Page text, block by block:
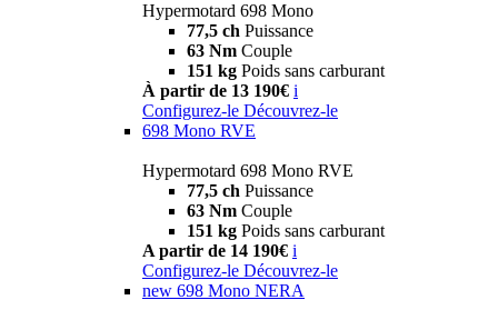
Hypermotard 698 Mono
77,5 ch Puissance
63 Nm Couple
151 kg Poids sans carburant
À partir de 13 190€ i
Configurez-le Découvrez-le
698 Mono RVE
Hypermotard 698 Mono RVE
77,5 ch Puissance
63 Nm Couple
151 kg Poids sans carburant
A partir de 14 190€ i
Configurez-le Découvrez-le
new 698 Mono NERA